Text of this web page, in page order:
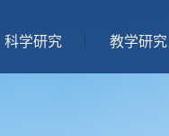
科学研究 教学研究